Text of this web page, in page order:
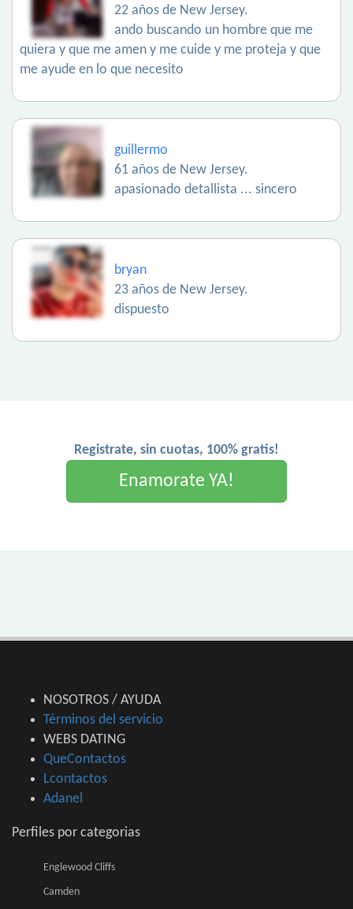
22 años de New Jersey.
ando buscando un hombre que me
quiera y que me amen y me cuide y me proteja y que
me ayude en lo que necesito
guillermo
61 años de New Jersey.
apasionado detallista ... sincero
bryan
23 años de New Jersey.
dispuesto
Registrate, sin cuotas, 100% gratis!
Enamorate YA!
NOSOTROS / AYUDA
Términos del servicio
WEBS DATING
QueContactos
Lcontactos
Adanel
Perfiles por categorias
Englewood Cliffs
Camden